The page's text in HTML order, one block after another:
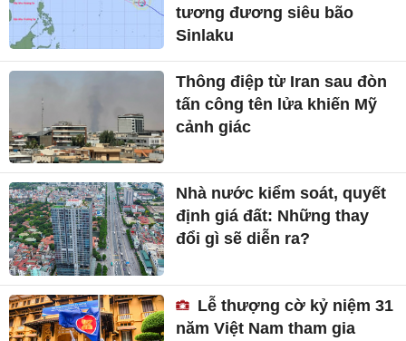
tương đương siêu bão
Sinlaku
Thông điệp từ Iran sau đòn
tấn công tên lửa khiến Mỹ
cảnh giác
Nhà nước kiểm soát, quyết
định giá đất: Những thay
đổi gì sẽ diễn ra?
Lễ thượng cờ kỷ niệm 31
năm Việt Nam tham gia